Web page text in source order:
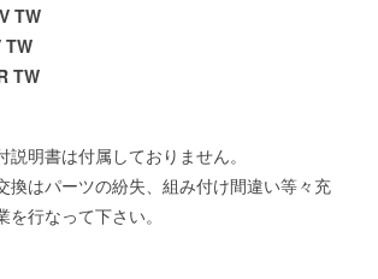
TW
TW
TW
明書は付属しておりません。
換はパーツの紛失、組み付け間違い等々充
行なって下さい。